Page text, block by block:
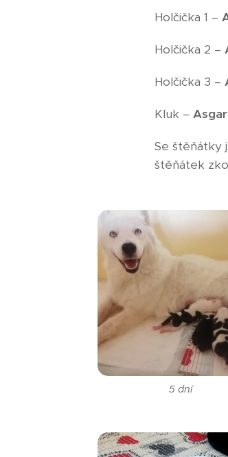
Holčička 1 –
Holčička 2 –
Holčička 3 –
Kluk –
Se štěňátky
štěňátek
5 dní